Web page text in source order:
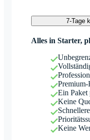
7-Tage
Alles in Starter,
Ein Paket
Keine
Keine